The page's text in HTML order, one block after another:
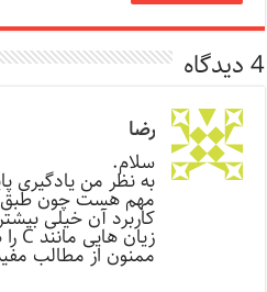
4 دیدگاه
رضا
سلام.
به نظر من یادگیری
مهم هست چون طبق
کاربرد آن خیلی
زیان هایی مانند C را هم بگیرید.
ممنون از مطالب